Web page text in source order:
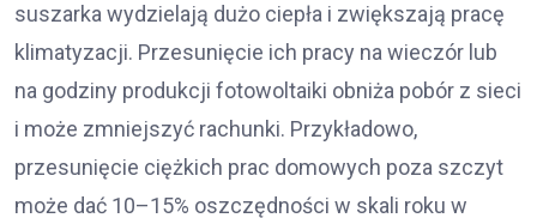
suszarka wydzielają dużo ciepła i zwiększają pracę
klimatyzacji. Przesunięcie ich pracy na wieczór lub
na godziny produkcji fotowoltaiki obniża pobór z sieci
i może zmniejszyć rachunki. Przykładowo,
przesunięcie ciężkich prac domowych poza szczyt
może dać 10–15% oszczędności w skali roku w